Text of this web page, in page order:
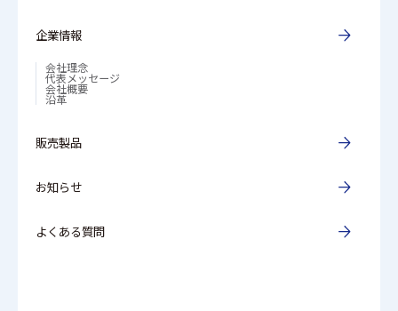
企業情報
会社理念
代表メッセージ
会社概要
沿革
販売製品
お知らせ
よくある質問